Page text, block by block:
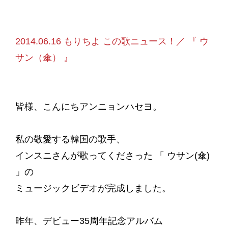
2014.06.16 もりちよ この歌ニュース！／ 『 ウ
サン（傘） 』
皆様、こんにちアンニョンハセヨ。
私の敬愛する韓国の歌手、
インスニさんが歌ってくださった 「 ウサン(傘)
」の
ミュージックビデオが完成しました。
昨年、デビュー35周年記念アルバム